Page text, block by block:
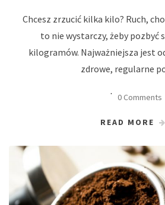
Chcesz zrzucić kilka kilo? Ruch,
to nie wystarczy, żeby pozbyć
kilogramów. Najważniejsza jest
zdrowe, regularne
0 Comments
READ MORE